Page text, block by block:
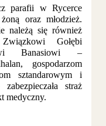
parafii w Rycerce
oraz młodzież.
należą się również
Gołębi
Banasiowi –
gospodarzom
sztandarowym i
straż
medyczny.